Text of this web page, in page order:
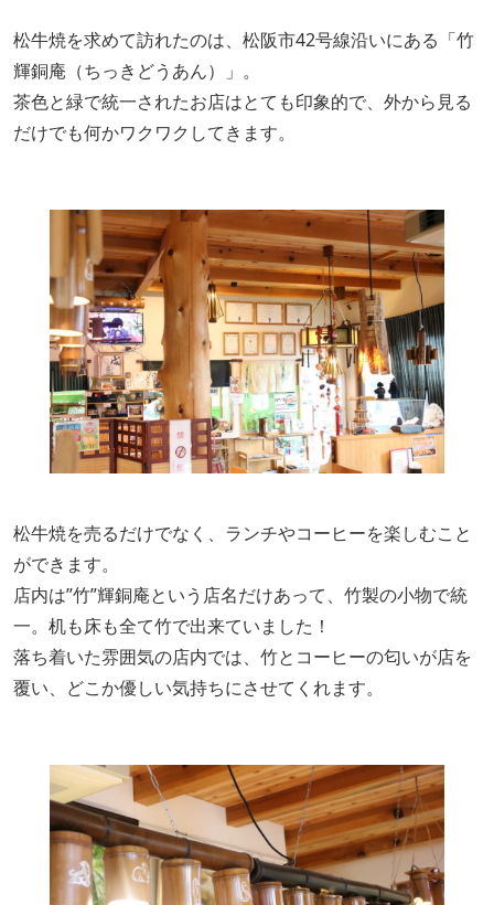
松牛焼を求めて訪れたのは、松阪市42号線沿いにある「竹
輝銅庵（ちっきどうあん）」。
茶色と緑で統一されたお店はとても印象的で、外から見る
だけでも何かワクワクしてきます。
松牛焼を売るだけでなく、ランチやコーヒーを楽しむこと
ができます。
店内は”竹”輝銅庵という店名だけあって、竹製の小物で統
一。机も床も全て竹で出来ていました！
落ち着いた雰囲気の店内では、竹とコーヒーの匂いが店を
覆い、どこか優しい気持ちにさせてくれます。